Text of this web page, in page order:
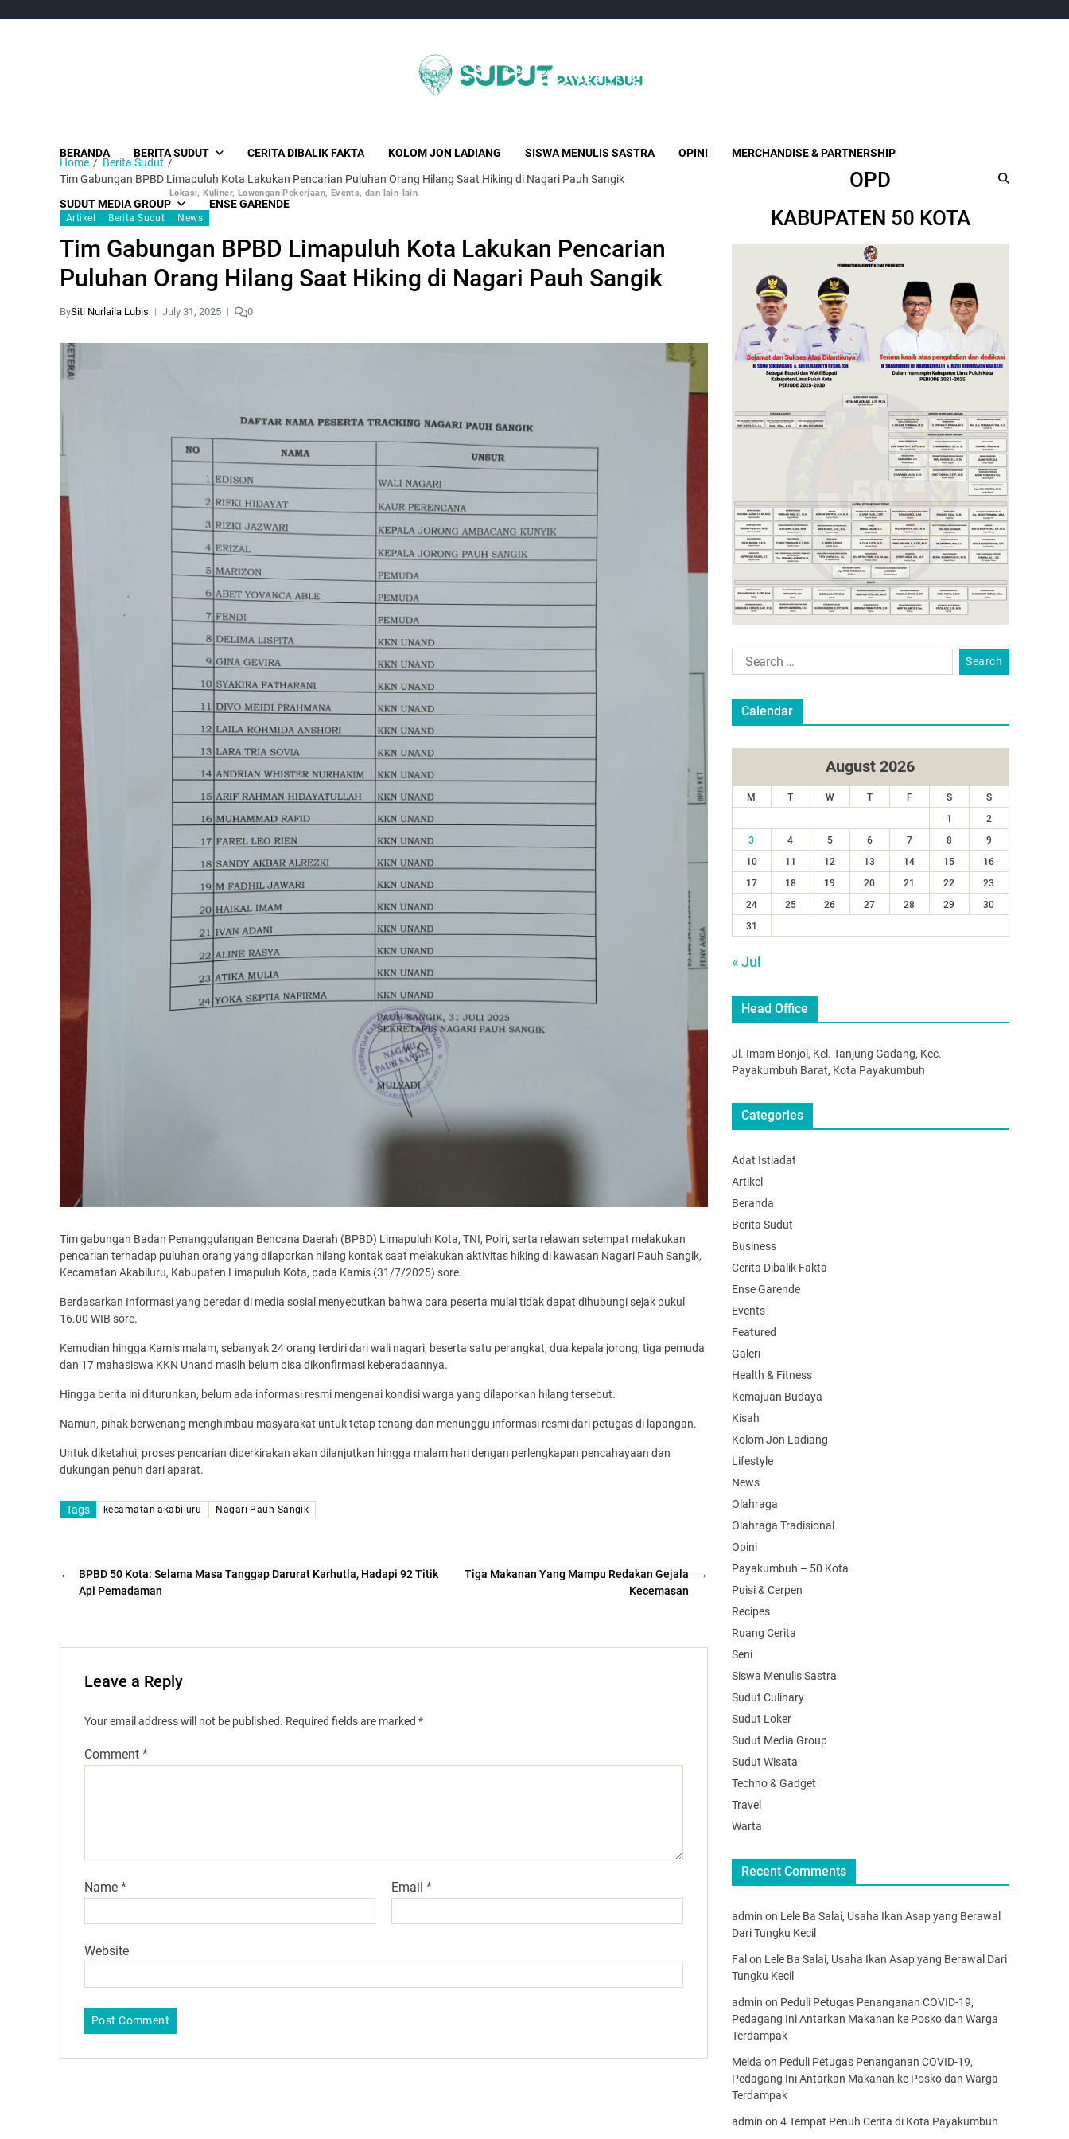
BERANDA BERITA SUDUT CERITA DIBALIK FAKTA KOLOM JON LADIANG SISWA MENULIS SASTRA OPINI MERCHANDISE & PARTNERSHIP
SUDUT MEDIA GROUP
Lokasi, Kuliner, Lowongan Pekerjaan, Events, dan lain-lain
ENSE GARENDE
Home
Berita Sudut
Tim Gabungan BPBD Limapuluh Kota Lakukan Pencarian Puluhan Orang Hilang Saat Hiking di Nagari Pauh Sangik
Artikel Berita Sudut News
Tim Gabungan BPBD Limapuluh Kota Lakukan Pencarian
Puluhan Orang Hilang Saat Hiking di Nagari Pauh Sangik
BySiti Nurlaila Lubis July 31, 2025 0
Tim gabungan Badan Penanggulangan Bencana Daerah (BPBD) Limapuluh Kota, TNI, Polri, serta relawan setempat melakukan
pencarian terhadap puluhan orang yang dilaporkan hilang kontak saat melakukan aktivitas hiking di kawasan Nagari Pauh Sangik,
Kecamatan Akabiluru, Kabupaten Limapuluh Kota, pada Kamis (31/7/2025) sore.
Berdasarkan Informasi yang beredar di media sosial menyebutkan bahwa para peserta mulai tidak dapat dihubungi sejak pukul
16.00 WIB sore.
Kemudian hingga Kamis malam, sebanyak 24 orang terdiri dari wali nagari, beserta satu perangkat, dua kepala jorong, tiga pemuda
dan 17 mahasiswa KKN Unand masih belum bisa dikonfirmasi keberadaannya.
Hingga berita ini diturunkan, belum ada informasi resmi mengenai kondisi warga yang dilaporkan hilang tersebut.
Namun, pihak berwenang menghimbau masyarakat untuk tetap tenang dan menunggu informasi resmi dari petugas di lapangan.
Untuk diketahui, proses pencarian diperkirakan akan dilanjutkan hingga malam hari dengan perlengkapan pencahayaan dan
dukungan penuh dari aparat.
Tags kecamatan akabiluru Nagari Pauh Sangik
←
BPBD 50 Kota: Selama Masa Tanggap Darurat Karhutla, Hadapi 92 Titik
Api Pemadaman
→
Tiga Makanan Yang Mampu Redakan Gejala
Kecemasan
Leave a Reply
Your email address will not be published. Required fields are marked *
Comment *
Name * Email*
Website
OPD
KABUPATEN 50 KOTA
Calendar
August 2026
M T W T F S
S
1
2
3
4 5 6 7 8
9
10
11 12 13 14 15
16
17
18 19 20 21 22
23
24
25 26 27 28 29
30
31
« Jul
Head Office
Jl. Imam Bonjol, Kel. Tanjung Gadang, Kec.
Payakumbuh Barat, Kota Payakumbuh
Categories
Adat Istiadat
Artikel
Beranda
Berita Sudut
Business
Cerita Dibalik Fakta
Ense Garende
Events
Featured
Galeri
Health & Fitness
Kemajuan Budaya
Kisah
Kolom Jon Ladiang
Lifestyle
News
Olahraga
Olahraga Tradisional
Opini
Payakumbuh – 50 Kota
Puisi & Cerpen
Recipes
Ruang Cerita
Seni
Siswa Menulis Sastra
Sudut Culinary
Sudut Loker
Sudut Media Group
Sudut Wisata
Techno & Gadget
Travel
Warta
Recent Comments
admin on Lele Ba Salai, Usaha Ikan Asap yang Berawal
Dari Tungku Kecil
Fal on Lele Ba Salai, Usaha Ikan Asap yang Berawal Dari
Tungku Kecil
admin on Peduli Petugas Penanganan COVID-19,
Pedagang Ini Antarkan Makanan ke Posko dan Warga
Terdampak
Melda on Peduli Petugas Penanganan COVID-19,
Pedagang Ini Antarkan Makanan ke Posko dan Warga
Terdampak
admin on 4 Tempat Penuh Cerita di Kota Payakumbuh